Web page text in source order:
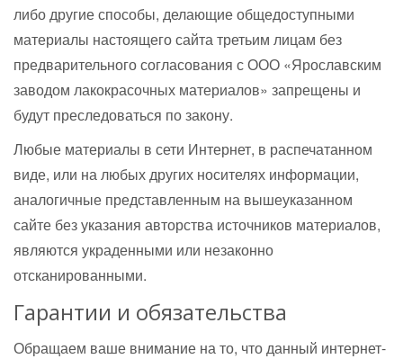
либо другие способы, делающие общедоступными
материалы настоящего сайта третьим лицам без
предварительного согласования с ООО «Ярославским
заводом лакокрасочных материалов» запрещены и
будут преследоваться по закону.
Любые материалы в сети Интернет, в распечатанном
виде, или на любых других носителях информации,
аналогичные представленным на вышеуказанном
сайте без указания авторства источников материалов,
являются украденными или незаконно
отсканированными.
Гарантии и обязательства
Обращаем ваше внимание на то, что данный интернет-